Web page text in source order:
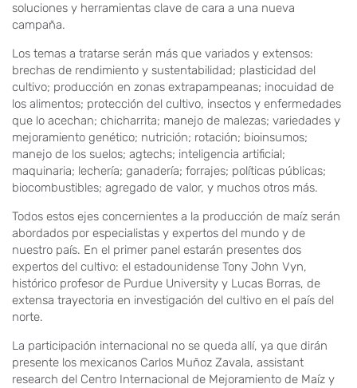
soluciones y herramientas clave de cara a una nueva
campaña.
Los temas a tratarse serán más que variados y extensos:
brechas de rendimiento y sustentabilidad; plasticidad del
cultivo; producción en zonas extrapampeanas; inocuidad de
los alimentos; protección del cultivo, insectos y enfermedades
que lo acechan; chicharrita; manejo de malezas; variedades y
mejoramiento genético; nutrición; rotación; bioinsumos;
manejo de los suelos; agtechs; inteligencia artificial;
maquinaria; lechería; ganadería; forrajes; políticas públicas;
biocombustibles; agregado de valor, y muchos otros más.
Todos estos ejes concernientes a la producción de maíz serán
abordados por especialistas y expertos del mundo y de
nuestro país. En el primer panel estarán presentes dos
expertos del cultivo: el estadounidense Tony John Vyn,
histórico profesor de Purdue University y Lucas Borras, de
extensa trayectoria en investigación del cultivo en el país del
norte.
La participación internacional no se queda allí, ya que dirán
presente los mexicanos Carlos Muñoz Zavala, assistant
research del Centro Internacional de Mejoramiento de Maíz y